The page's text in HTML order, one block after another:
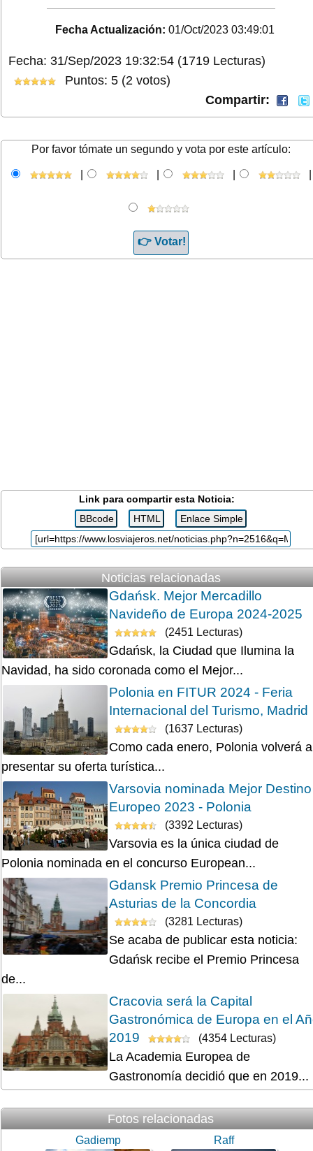
Fecha Actualización: 01/Oct/2023 03:49:01
Fecha: 31/Sep/2023 19:32:54 (1719 Lecturas)
Puntos: 5 (2 votos)
Compartir:
Por favor tómate un segundo y vota por este artículo:
Link para compartir esta Noticia:
Noticias relacionadas
Gdańsk. Mejor Mercadillo
Navideño de Europa 2024-2025
(2451 Lecturas)
Gdańsk, la Ciudad que Ilumina la
Navidad, ha sido coronada como el Mejor...
Polonia en FITUR 2024 - Feria
Internacional del Turismo, Madrid
(1637 Lecturas)
Como cada enero, Polonia volverá a
presentar su oferta turística...
Varsovia nominada Mejor Destino
Europeo 2023 - Polonia
(3392 Lecturas)
Varsovia es la única ciudad de
Polonia nominada en el concurso European...
Gdansk Premio Princesa de
Asturias de la Concordia
(3281 Lecturas)
Se acaba de publicar esta noticia:
Gdańsk recibe el Premio Princesa
de...
Cracovia será la Capital
Gastronómica de Europa en el
2019
(4354 Lecturas)
La Academia Europea de
Gastronomía decidió que en 2019...
Fotos relacionadas
Gadiemp Raff